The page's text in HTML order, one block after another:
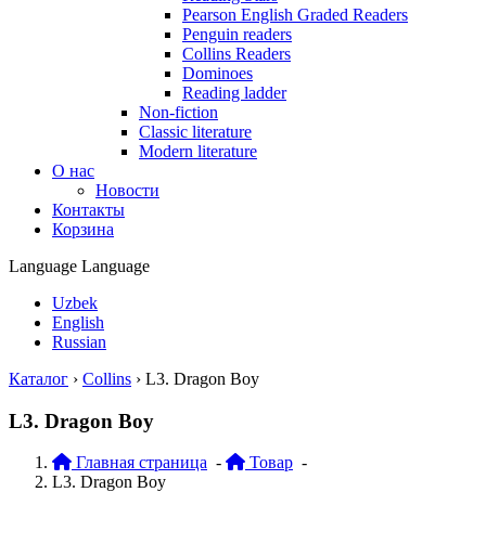
Pearson English Graded Readers
Penguin readers
Collins Readers
Dominoes
Reading ladder
Non-fiction
Classic literature
Modern literature
О нас
Новости
Контакты
Корзина
Language Language
Uzbek
English
Russian
Каталог › Collins › L3. Dragon Boy
L3. Dragon Boy
Главная страница - Товар -
L3. Dragon Boy